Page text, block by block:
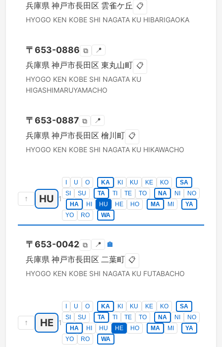
兵庫県 神戸市長田区 雲雀ケ丘 📋
HYOGO KEN KOBE SHI NAGATA KU HIBARIGAOKA
〒653-0886 ⧉ 📍
兵庫県 神戸市長田区 東丸山町 📋
HYOGO KEN KOBE SHI NAGATA KU
HIGASHIMARUYAMACHO
〒653-0887 ⧉ 📍
兵庫県 神戸市長田区 檜川町 📋
HYOGO KEN KOBE SHI NAGATA KU HIKAWACHO
↑ HU 1
U O KA KI KU KE KO
SA
SI
SU TA TI TE TO NA NI
NO
HA
HI HU HE HO MA MI
YA
YO
RO WA
〒653-0042 ⧉ 📍 🏣
兵庫県 神戸市長田区 二葉町 📋
HYOGO KEN KOBE SHI NAGATA KU FUTABACHO
↑ HE 1
U O KA KI KU KE KO
SA
SI
SU TA TI TE TO NA NI
NO
HA
HI HU HE HO MA MI
YA
YO
RO WA